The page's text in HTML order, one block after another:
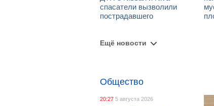
спасатели вызволили
пострадавшего
Ещё новости
Общество
20:27 5 августа 2026